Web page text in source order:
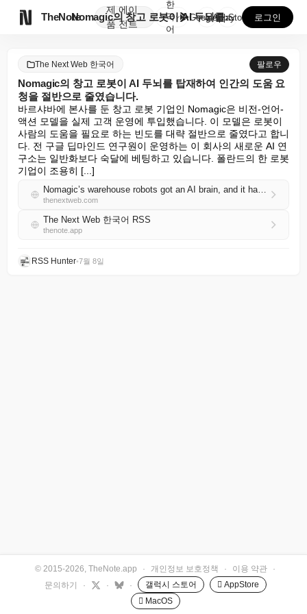
TheNote
제
품
에이
전트
Nomagic의 창고 로봇이 AI 두뇌를 탑재하여 인간...
한
국
어
GooglePlay
AppStore 로그인
The Next Web 한국어 팔로우
Nomagic의 창고 로봇이 AI 두뇌를 탑재하여 인간의 도움 요
청을 절반으로 줄였습니다.
바르샤바에 본사를 둔 창고 로봇 기업인 Nomagic은 비전-언어-
액션 모델을 실제 고객 운영에 투입했습니다. 이 모델은 로봇이
사람의 도움을 필요로 하는 빈도를 대략 절반으로 줄였다고 합니
다. 전 구글 딥마인드 연구원이 운영하는 이 회사의 새로운 AI 연
구소는 일반화보다 숙달에 베팅하고 있습니다. 폴란드의 한 로봇
기업이 조용히 [...]
Nomagic’s warehouse robots got an AI brain, and it halved the calls for human help
thenextweb.com
The Next Web 한국어 RSS
thenote.app
RSS Hunter•7월 8일
© 2015-2026, TheNote.app · 개인정보 보호정책 · 이용 약관
·
문의하기
· · · 갤럭시 스토어
 AppStore
 MacOS